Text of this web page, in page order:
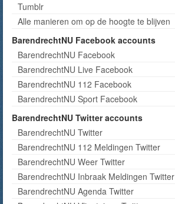
Tumblr
Alle manieren om op de hoogte te blijven
BarendrechtNU Facebook accounts
BarendrechtNU Facebook
BarendrechtNU Live Facebook
BarendrechtNU 112 Facebook
BarendrechtNU Sport Facebook
BarendrechtNU Twitter accounts
BarendrechtNU Twitter
BarendrechtNU 112 Meldingen Twitter
BarendrechtNU Weer Twitter
BarendrechtNU Inbraak Meldingen Twitter
BarendrechtNU Agenda Twitter